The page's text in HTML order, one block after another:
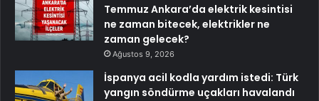
Temmuz Ankara’da elektrik kesintisi
ne zaman bitecek, elektrikler ne
zaman gelecek?
Ağustos 9, 2026
İspanya acil kodla yardım istedi: Türk
yangın söndürme uçakları havalandı